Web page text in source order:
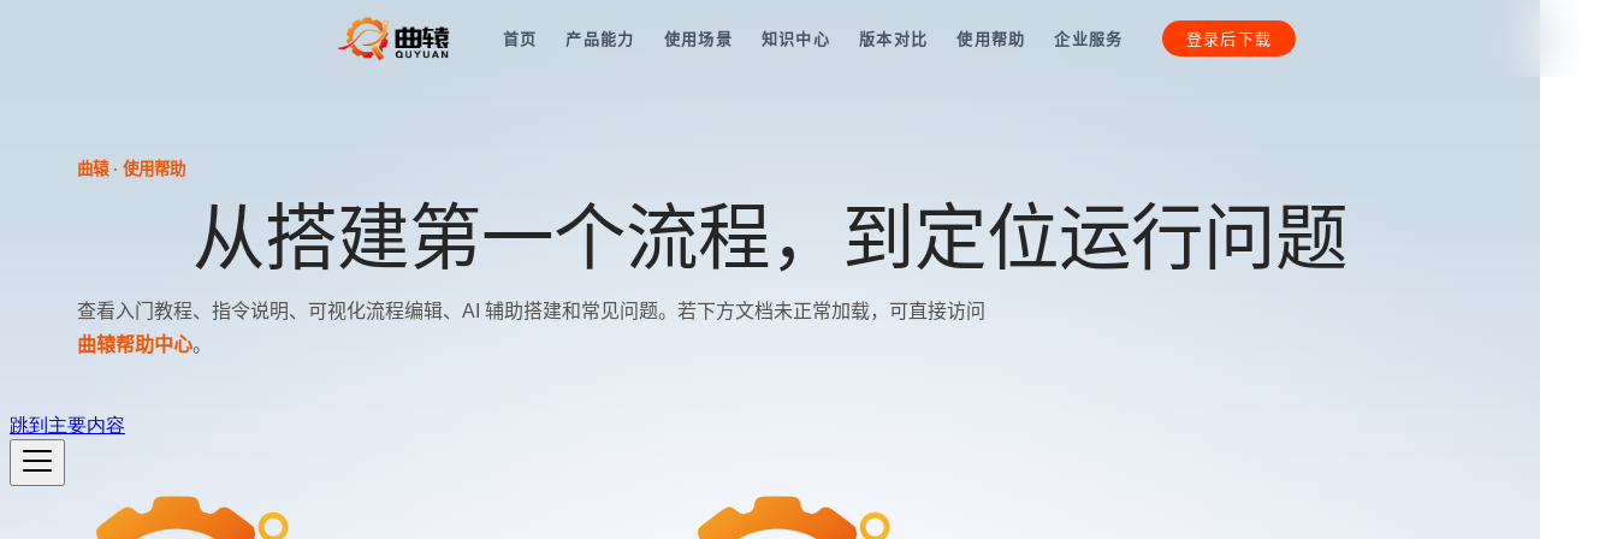
首页 产品能力 使用场景 知识中心 版本对比 使用帮助 企业服务 登录后下载
曲辕 · 使用帮助
从搭建第一个流程，到定位运行问题
查看入门教程、指令说明、可视化流程编辑、AI 辅助搭建和常见问题。若下方文档未正常加载，可直接访问
曲辕帮助中心。